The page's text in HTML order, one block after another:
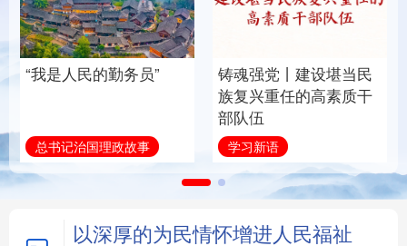
文化 书画
访谈 视频 图片 政务
信息化 数字经济
学术中国 乡村振兴 银龄 溯源中国
“我是人民的勤务员”
总书记治国理政故事
铸魂强党丨建设堪当民
族复兴重任的高素质干
部队伍
学习新语
以深厚的为民情怀增进人民福祉